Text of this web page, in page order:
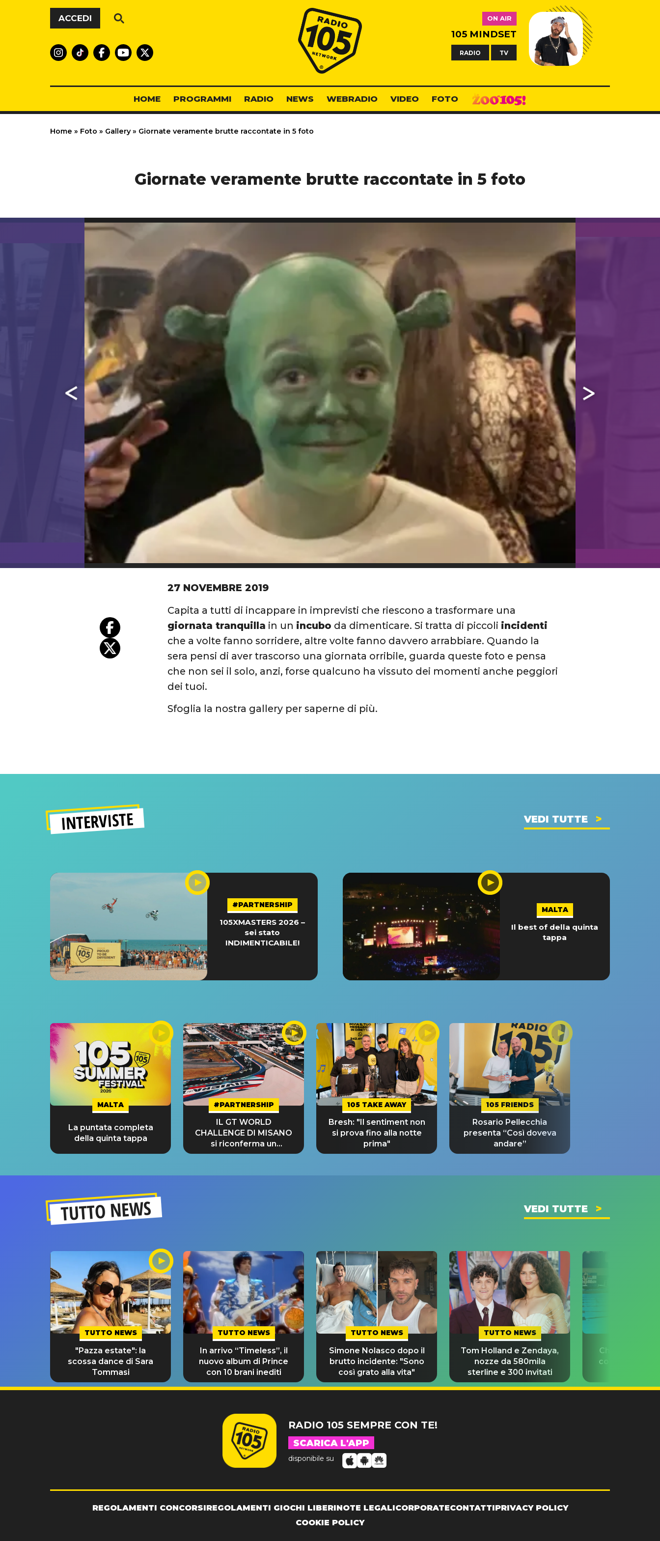
Vai al contenuto
ACCEDI
Radio 105
ON AIR
105 MINDSET
RADIO TV
HOME PROGRAMMI RADIO NEWS WEBRADIO VIDEO FOTO
Home » Foto » Gallery » Giornate veramente brutte raccontate in 5 foto
Giornate veramente brutte raccontate in 5 foto
27 NOVEMBRE 2019
Capita a tutti di incappare in imprevisti che riescono a trasformare una
giornata tranquilla in un incubo da dimenticare. Si tratta di piccoli incidenti
che a volte fanno sorridere, altre volte fanno davvero arrabbiare. Quando la
sera pensi di aver trascorso una giornata orribile, guarda queste foto e pensa
che non sei il solo, anzi, forse qualcuno ha vissuto dei momenti anche peggiori
dei tuoi.
Sfoglia la nostra gallery per saperne di più.
INTERVISTE VEDI TUTTE
#PARTNERSHIP
105XMASTERS 2026 –
sei stato
INDIMENTICABILE!
MALTA
Il best of della quinta
tappa
MALTA
La puntata completa
della quinta tappa
#PARTNERSHIP
IL GT WORLD
CHALLENGE DI MISANO
si riconferma un
GRANDE SUCCESSO!
105 TAKE AWAY
Bresh: "Il sentiment non
si prova fino alla notte
prima"
105 FRIENDS
Rosario Pellecchia
presenta “Così doveva
andare”
TUTTO NEWS VEDI TUTTE
TUTTO NEWS
"Pazza estate": la
scossa dance di Sara
Tommasi
TUTTO NEWS
In arrivo “Timeless”, il
nuovo album di Prince
con 10 brani inediti
TUTTO NEWS
Simone Nolasco dopo il
brutto incidente: "Sono
così grato alla vita"
TUTTO NEWS
Tom Holland e Zendaya,
nozze da 580mila
sterline e 300 invitati
Chi è Chiara
con i 5 ori agli
RADIO 105 SEMPRE CON TE!
SCARICA L'APP
disponibile su
REGOLAMENTI CONCORSIREGOLAMENTI GIOCHI LIBERINOTE LEGALICORPORATECONTATTIPRIVACY POLICY
COOKIE POLICY